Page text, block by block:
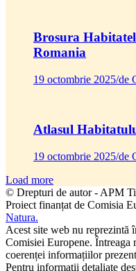
Brosura
Romania
19 octombrie 2025/de
Atlasul
19 octombrie 2025/de
Load more
© Drepturi de autor - APM
Proiect finanțat de Comisia
Natura.
Acest site web nu reprezintă
Comisiei Europene. Întreaga
coerenței informațiilor
Pentru informaţii detaliate